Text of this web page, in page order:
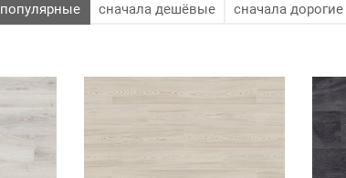
популярные сначала дешёвые сначала дорогие